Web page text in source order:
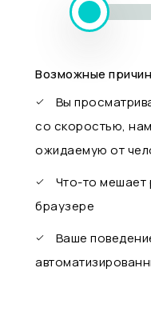
Возможные
Вы
со скоростью,
ожидаемую от
Что-то мешает
браузере
Ваше